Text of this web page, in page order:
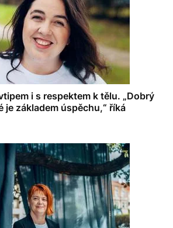
i s respektem k tělu. „Dobrý
je základem úspěchu,“ říká